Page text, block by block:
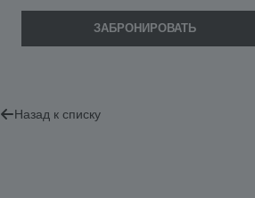
ЗАБРОНИРОВАТЬ
Назад к списку